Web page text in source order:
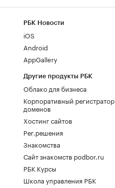
РБК Новости
iOS
Android
AppGallery
Другие продукты РБК
Облако для бизнеса
Корпоративный регистратор
доменов
Хостинг сайтов
Рег.решения
Знакомства
Сайт знакомств podbor.ru
РБК Курсы
Школа управления РБК